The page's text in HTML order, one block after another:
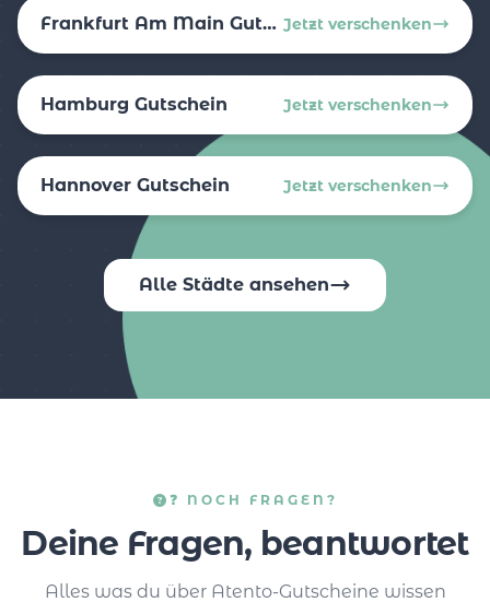
Frankfurt Am Main Gutschein Jetzt verschenken
Hamburg Gutschein Jetzt verschenken
Hannover Gutschein Jetzt verschenken
Alle Städte ansehen
❓ NOCH FRAGEN?
Deine Fragen, beantwortet
Alles was du über Atento-Gutscheine wissen